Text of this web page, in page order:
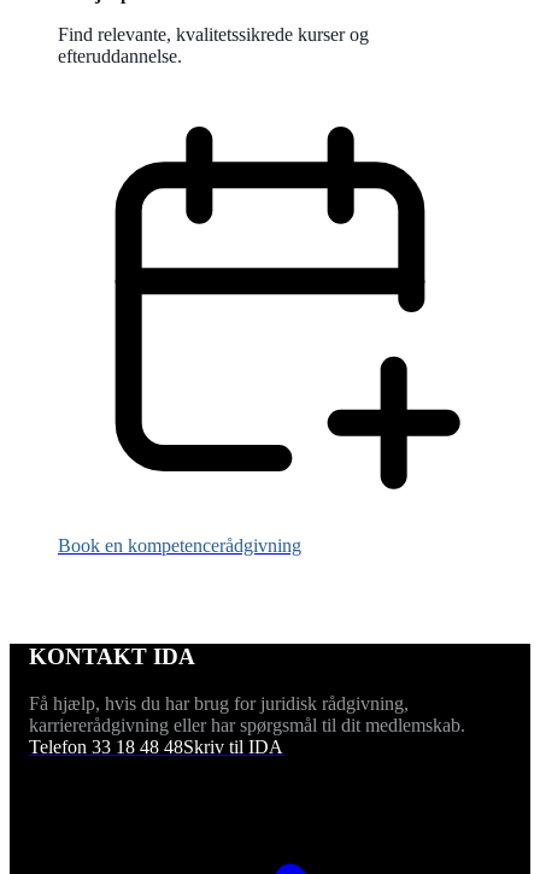
Find relevante, kvalitetssikrede kurser og
efteruddannelse.
Book en kompetencerådgivning
KONTAKT IDA
Få hjælp, hvis du har brug for juridisk rådgivning,
karriererådgivning eller har spørgsmål til dit medlemskab.
Telefon 33 18 48 48Skriv til IDA